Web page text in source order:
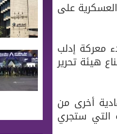
على
معركة إدلب
هيئة تحرير
أخرى من
التي ستجري